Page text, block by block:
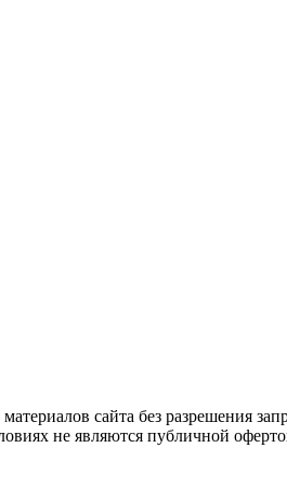
сайта без разрешения
не являются публичной